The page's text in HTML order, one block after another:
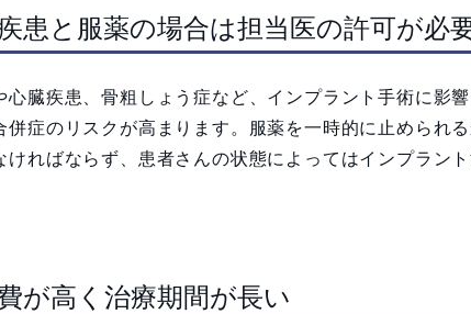
患と服薬の場合は担当医の許可が必
心臓疾患、骨粗しょう症など、インプラント手術に影
併症のリスクが高まります。服薬を一時的に止められ
ければならず、患者さんの状態によってはインプラン
が高く治療期間が長い